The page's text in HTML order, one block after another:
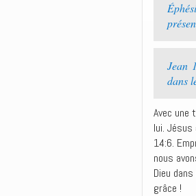
Jean
dans
Avec une
lui. Jésus
14:6.
nous
Dieu
grâce !